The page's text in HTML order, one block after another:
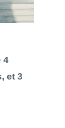
4
et 3